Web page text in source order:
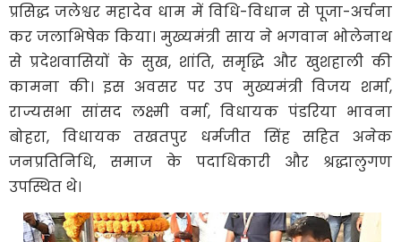
प्रसिद्ध जलेश्वर महादेव धाम में विधि-विधान से पूजा-अर्चना
कर जलाभिषेक किया। मुख्यमंत्री साय ने भगवान भोलेनाथ
से प्रदेशवासियों के सुख, शांति, समृद्धि और खुशहाली की
कामना की। इस अवसर पर उप मुख्यमंत्री विजय शर्मा,
राज्यसभा सांसद लक्ष्मी वर्मा, विधायक पंडरिया भावना
बोहरा, विधायक तखतपुर धर्मजीत सिंह सहित अनेक
जनप्रतिनिधि, समाज के पदाधिकारी और श्रद्धालुगण
उपस्थित थे।